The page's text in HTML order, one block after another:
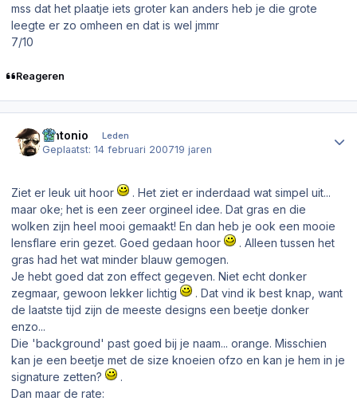
mss dat het plaatje iets groter kan anders heb je die grote
leegte er zo omheen en dat is wel jmmr
7/10
Reageren
.Antonio Leden
Geplaatst:14 februari 200719 jaren
Ziet er leuk uit hoor
. Het ziet er inderdaad wat simpel uit...
maar oke; het is een zeer orgineel idee. Dat gras en die
wolken zijn heel mooi gemaakt! En dan heb je ook een mooie
lensflare erin gezet. Goed gedaan hoor
. Alleen tussen het
gras had het wat minder blauw gemogen.
Je hebt goed dat zon effect gegeven. Niet echt donker
zegmaar, gewoon lekker lichtig
. Dat vind ik best knap, want
de laatste tijd zijn de meeste designs een beetje donker
enzo...
Die 'background' past goed bij je naam... orange. Misschien
kan je een beetje met de size knoeien ofzo en kan je hem in je
signature zetten?
.
Dan maar de rate: